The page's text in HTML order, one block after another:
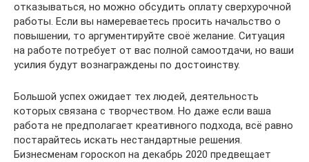
отказываться, но можно обсудить оплату сверхурочной
работы. Если вы намереваетесь просить начальство о
повышении, то аргументируйте своё желание. Ситуация
на работе потребует от вас полной самоотдачи, но ваши
усилия будут вознаграждены по достоинству.
Большой успех ожидает тех людей, деятельность
которых связана с творчеством. Но даже если ваша
работа не предполагает креативного подхода, всё равно
постарайтесь искать нестандартные решения.
Бизнесменам гороскоп на декабрь 2020 предвещает